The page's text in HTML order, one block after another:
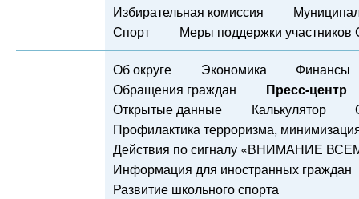
Избирательная комиссия
Спорт
Меры поддержки
Об округе Экономика
Финансы
Обращения граждан
Пресс-центр
Открытые данные
Калькулятор
Профилактика терроризма,
Действия по сигналу «ВНИМАНИЕ
Информация для иностранных граждан
Развитие школьного спорта